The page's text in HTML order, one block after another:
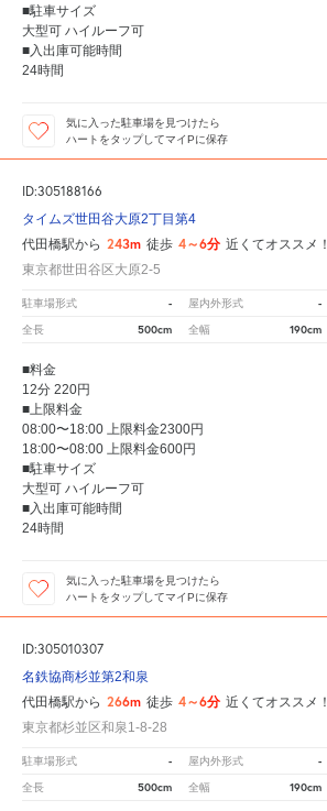
■駐車サイズ
大型可 ハイルーフ可
■入出庫可能時間
24時間
気に入った駐車場を見つけたら
ハートをタップしてマイPに保存
ID:305188166
タイムズ世田谷大原2丁目第4
代田橋駅から 243m 徒歩 4～6分 近くてオススメ！
東京都世田谷区大原2-5
駐車場形式 - 屋内外形式 -
全長 500cm 全幅 190cm
■料金
12分 220円
■上限料金
08:00〜18:00 上限料金2300円
18:00〜08:00 上限料金600円
■駐車サイズ
大型可 ハイルーフ可
■入出庫可能時間
24時間
気に入った駐車場を見つけたら
ハートをタップしてマイPに保存
ID:305010307
名鉄協商杉並第2和泉
代田橋駅から 266m 徒歩 4～6分 近くてオススメ！
東京都杉並区和泉1-8-28
駐車場形式 - 屋内外形式 -
全長 500cm 全幅 190cm